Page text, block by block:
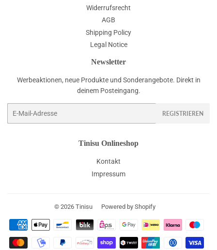
Widerrufsrecht
AGB
Shipping Policy
Legal Notice
Newsletter
Werbeaktionen, neue Produkte und Sonderangebote. Direkt in
deinem Posteingang.
REGISTRIEREN
Tinisu Onlineshop
Kontakt
Impressum
© 2026 Tinisu Powered by Shopify
Zahlungsarten